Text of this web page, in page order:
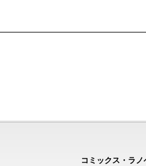
コミックス・ラノ